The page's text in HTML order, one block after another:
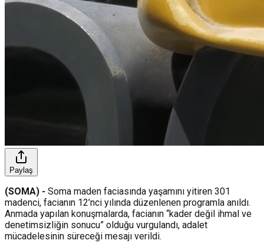
Paylaş
(SOMA) - Soma maden faciasında yaşamını yitiren 301
madenci, facianın 12’nci yılında düzenlenen programla anıldı.
Anmada yapılan konuşmalarda, facianın “kader değil ihmal ve
denetimsizliğin sonucu” olduğu vurgulandı, adalet
mücadelesinin süreceği mesajı verildi.